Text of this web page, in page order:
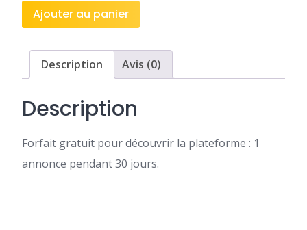
quantité
de
Découverte
Trainings
Ajouter au panier
Description Avis (0)
Description
Forfait gratuit pour découvrir la plateforme : 1
annonce pendant 30 jours.